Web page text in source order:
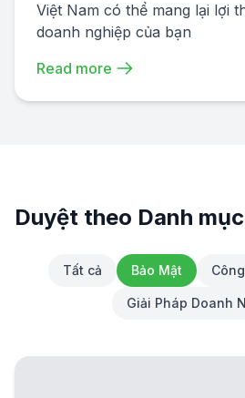
Việt Nam có thể mang lại lợi
doanh nghiệp của bạn
Read more
Duyệt theo Danh mục
Tất cả Bảo Mật
Giải Pháp Doanh